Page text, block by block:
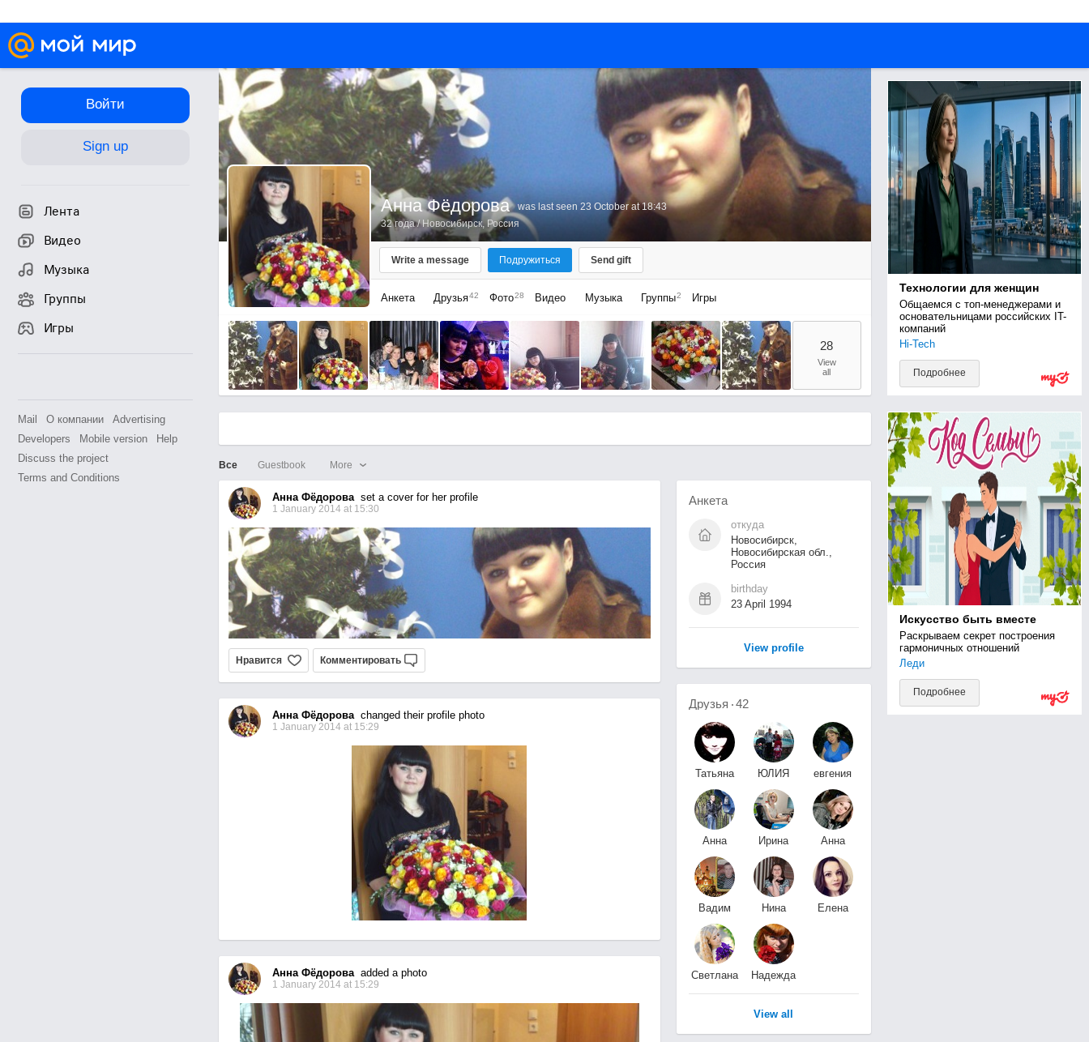
Войти
Sign up
Лента
Видео
Музыка
Группы
Игры
Mail О компании
Advertising
Developers
Mobile version
Help
Discuss the project
Terms and Conditions
Анна Фёдорова
was last seen 23 October at 18:43
32 года/Новосибирск, Россия
Write a message Подружиться Send gift
Анкета Друзья42 Фото28 Видео Музыка Группы2 Игры
28
View
all
Все Guestbook More
Анна Фёдороваset a cover for her profile
1 January 2014 at 15:30
Нравится Комментировать
Анна Фёдороваchanged their profile photo
1 January 2014 at 15:29
Анна Фёдороваadded a photo
1 January 2014 at 15:29
Анкета
откуда
Новосибирск,
Новосибирская обл.,
Россия
birthday
23 April 1994
View profile
Технологии для женщин
Общаемся с топ-менеджерами и
основательницами российских IT-
компаний
Hi-Tech
Подробнее
Искусство быть вместе
Раскрываем секрет построения
гармоничных отношений
Леди
Подробнее
Друзья 42
Татьяна
ЮЛИЯ
евгения
Анна
Ирина
Анна
Вадим
Нина
Елена
Светлана
Надежда
View all